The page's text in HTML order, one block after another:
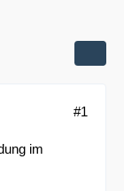
#1
im